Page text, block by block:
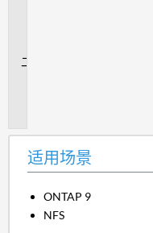
适用场景
ONTAP 9
NFS